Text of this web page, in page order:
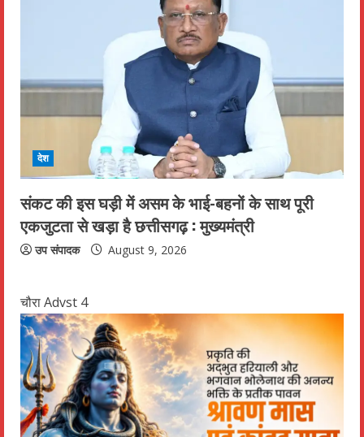
देश
संकट की इस घड़ी में असम के भाई-बहनों के साथ पूरी
एकजुटता से खड़ा है छत्तीसगढ़ : मुख्यमंत्री
उप संपादक August 9, 2026
चौरा Advst 4